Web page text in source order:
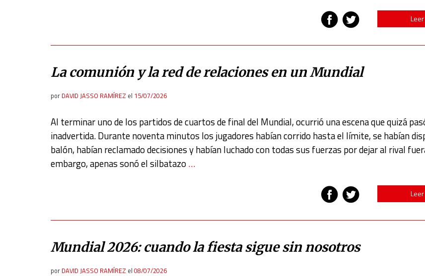
La comunión y la red de relaciones en un Mundial
por DAVID JASSO RAMÍREZ el 15/07/2026
Al terminar uno de los partidos de cuartos de final del Mundial, ocurrió una escena que quizá
inadvertida. Durante noventa minutos los jugadores habían corrido hasta el límite, se habían
balón, habían reclamado decisiones y habían luchado con todas sus fuerzas por dejar al rival
embargo, apenas sonó el silbatazo …
Mundial 2026: cuando la fiesta sigue sin nosotros
por DAVID JASSO RAMÍREZ el 08/07/2026